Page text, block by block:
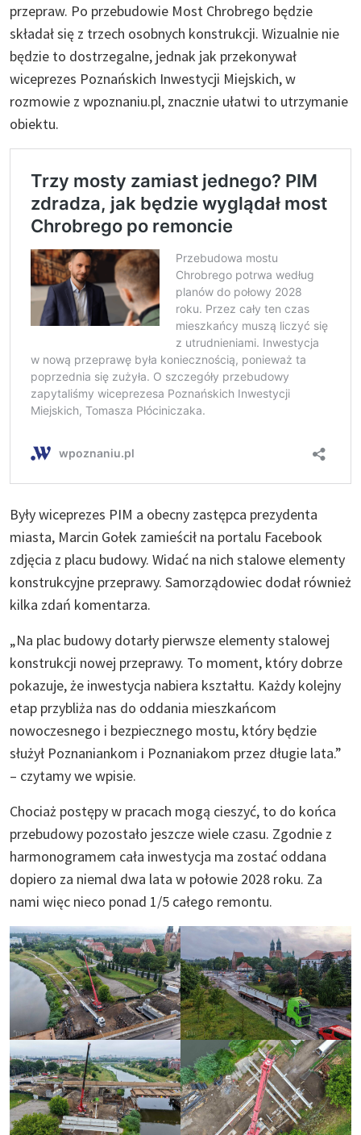
przepraw. Po przebudowie Most Chrobrego będzie
składał się z trzech osobnych konstrukcji. Wizualnie nie
będzie to dostrzegalne, jednak jak przekonywał
wiceprezes Poznańskich Inwestycji Miejskich, w
rozmowie z wpoznaniu.pl, znacznie ułatwi to utrzymanie
obiektu.
Były wiceprezes PIM a obecny zastępca prezydenta
miasta, Marcin Gołek zamieścił na portalu Facebook
zdjęcia z placu budowy. Widać na nich stalowe elementy
konstrukcyjne przeprawy. Samorządowiec dodał również
kilka zdań komentarza.
„Na plac budowy dotarły pierwsze elementy stalowej
konstrukcji nowej przeprawy. To moment, który dobrze
pokazuje, że inwestycja nabiera kształtu. Każdy kolejny
etap przybliża nas do oddania mieszkańcom
nowoczesnego i bezpiecznego mostu, który będzie
służył Poznaniankom i Poznaniakom przez długie lata.”
– czytamy we wpisie.
Chociaż postępy w pracach mogą cieszyć, to do końca
przebudowy pozostało jeszcze wiele czasu. Zgodnie z
harmonogramem cała inwestycja ma zostać oddana
dopiero za niemal dwa lata w połowie 2028 roku. Za
nami więc nieco ponad 1/5 całego remontu.